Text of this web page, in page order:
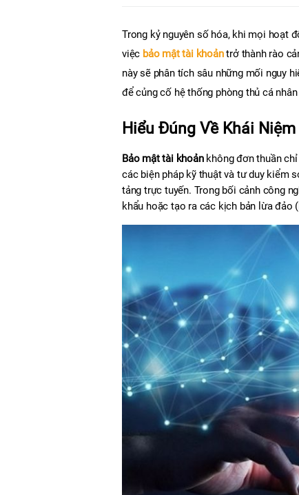
Trong kỷ nguyên số hóa, khi mọi hoạt
việc bảo mật tài khoản trở thành rào
này sẽ phân tích sâu những mối nguy
để củng cố hệ thống phòng thủ cá
Hiểu Đúng Về Khái
Bảo mật tài khoản không đơn thuần
các biện pháp kỹ thuật và tư duy kiểm
tảng trực tuyến. Trong bối cảnh công
khẩu hoặc tạo ra các kịch bản lừa đảo